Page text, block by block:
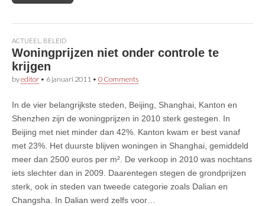
ACTUEEL BELEID
Woningprijzen niet onder controle te
krijgen
byeditor • 6 januari 2011 • 0 Comments
In de vier belangrijkste steden, Beijing, Shanghai, Kanton en
Shenzhen zijn de woningprijzen in 2010 sterk gestegen. In
Beijing met niet minder dan 42%. Kanton kwam er best vanaf
met 23%. Het duurste blijven woningen in Shanghai, gemiddeld
meer dan 2500 euros per m². De verkoop in 2010 was nochtans
iets slechter dan in 2009. Daarentegen stegen de grondprijzen
sterk, ook in steden van tweede categorie zoals Dalian en
Changsha. In Dalian werd zelfs voor…